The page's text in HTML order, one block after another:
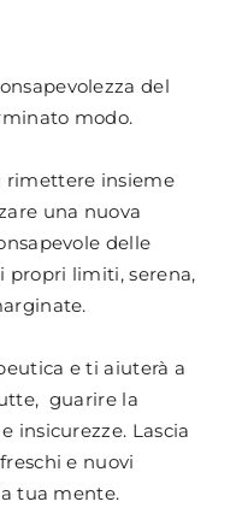
del
modo.
rimettere insieme
una nuova
delle
propri limiti, serena,
e ti aiuterà a
guarire la
insicurezze. Lascia
e nuovi
tua mente.